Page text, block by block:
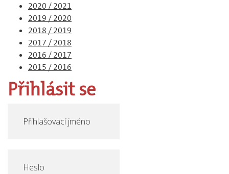
2020 / 2021
2019 / 2020
2018 / 2019
2017 / 2018
2016 / 2017
2015 / 2016
Přihlásit se